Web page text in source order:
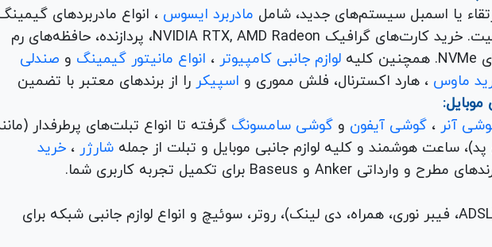
یا اسمبل سیستم‌های جدید، شامل مادربرد ایسوس ، انواع مادربردهای
برندهای مطرح ام اس آی و گیگابیت. خرید کارت‌های گرافیک NVIDIA RTX, AMD Radeon، پردازنده‌، حافظه‌های رم
لوازم جانبی کامپیوتر ، انواع مانیتور گیمینگ
صندلی
ماوس ، هارد اکسترنال، فلش مموری و اسپیکر را از برندهای معتبر با تضمین
آنر ، گوشی آیفون گوشی سامسونگ گرفته تا انواع تبلت‌های پرطرفدار
ساعت هوشمند و کلیه لوازم جانبی موبایل و تبلت از جملهشارژر ، خرید
شامل جدیدترین مدل‌های مودم (ADSL، فیبر نوری، همراه، دی لینک)، روتر، سوئیچ و انواع لوازم جانبی شبکه برای